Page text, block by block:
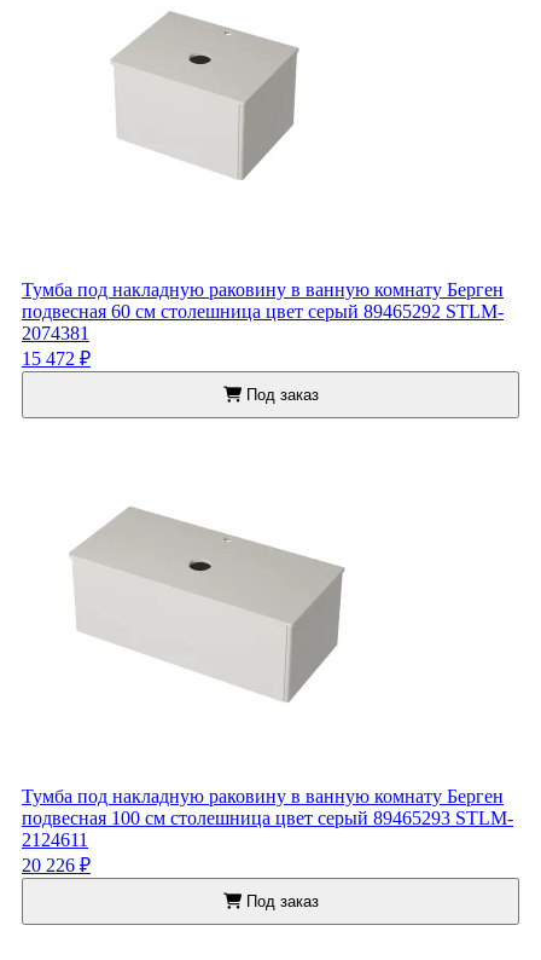
Тумба под накладную раковину в ванную комнату Берген
подвесная 60 см столешница цвет серый 89465292 STLM-
2074381
15 472 ₽
Под заказ
Тумба под накладную раковину в ванную комнату Берген
подвесная 100 см столешница цвет серый 89465293 STLM-
2124611
20 226 ₽
Под заказ